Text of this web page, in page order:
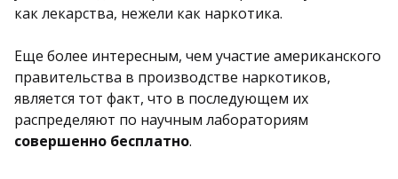
как лекарства, нежели как наркотика.
Еще более интересным, чем участие американского
правительства в производстве наркотиков,
является тот факт, что в последующем их
распределяют по научным лабораториям
совершенно бесплатно.